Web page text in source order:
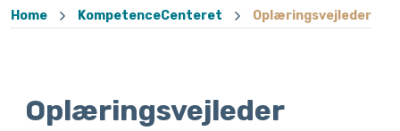
Home KompetenceCenteret Oplæringsvejleder
Oplæringsvejleder